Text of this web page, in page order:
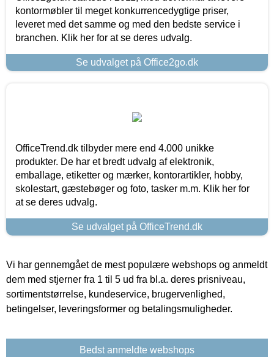
kontormøbler til meget konkurrencedygtige priser,
leveret med det samme og med den bedste service i
branchen. Klik her for at se deres udvalg.
Se udvalget på Office2go.dk
OfficeTrend.dk tilbyder mere end 4.000 unikke
produkter. De har et bredt udvalg af elektronik,
emballage, etiketter og mærker, kontorartikler, hobby,
skolestart, gæstebøger og foto, tasker m.m. Klik her for
at se deres udvalg.
Se udvalget på OfficeTrend.dk
Vi har gennemgået de mest populære webshops og anmeldt
dem med stjerner fra 1 til 5 ud fra bl.a. deres prisniveau,
sortimentstørrelse, kundeservice, brugervenlighed,
betingelser, leveringsformer og betalingsmuligheder.
Bedst anmeldte webshops